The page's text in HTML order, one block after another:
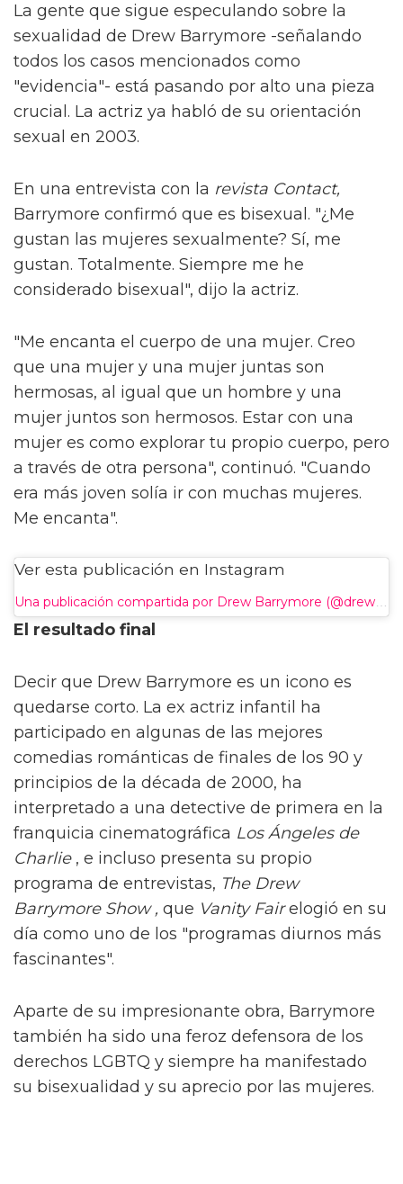
La gente que sigue especulando sobre la
sexualidad de Drew Barrymore -señalando
todos los casos mencionados como
"evidencia"- está pasando por alto una pieza
crucial. La actriz ya habló de su orientación
sexual en 2003.
En una entrevista con la revista Contact,
Barrymore confirmó que es bisexual. "¿Me
gustan las mujeres sexualmente? Sí, me
gustan. Totalmente. Siempre me he
considerado bisexual", dijo la actriz.
"Me encanta el cuerpo de una mujer. Creo
que una mujer y una mujer juntas son
hermosas, al igual que un hombre y una
mujer juntos son hermosos. Estar con una
mujer es como explorar tu propio cuerpo, pero
a través de otra persona", continuó. "Cuando
era más joven solía ir con muchas mujeres.
Me encanta".
Ver esta publicación en Instagram
Una publicación compartida por Drew Barrymore (@drewbarrymore)
El resultado final
Decir que Drew Barrymore es un icono es
quedarse corto. La ex actriz infantil ha
participado en algunas de las mejores
comedias románticas de finales de los 90 y
principios de la década de 2000, ha
interpretado a una detective de primera en la
franquicia cinematográfica Los Ángeles de
Charlie , e incluso presenta su propio
programa de entrevistas, The Drew
Barrymore Show , que Vanity Fairelogió en su
día como uno de los "programas diurnos más
fascinantes".
Aparte de su impresionante obra, Barrymore
también ha sido una feroz defensora de los
derechos LGBTQ y siempre ha manifestado
su bisexualidad y su aprecio por las mujeres.